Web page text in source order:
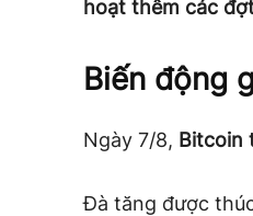
hoạt thêm các
Biến động
Ngày 7/8, Bitcoin
Đà tăng được